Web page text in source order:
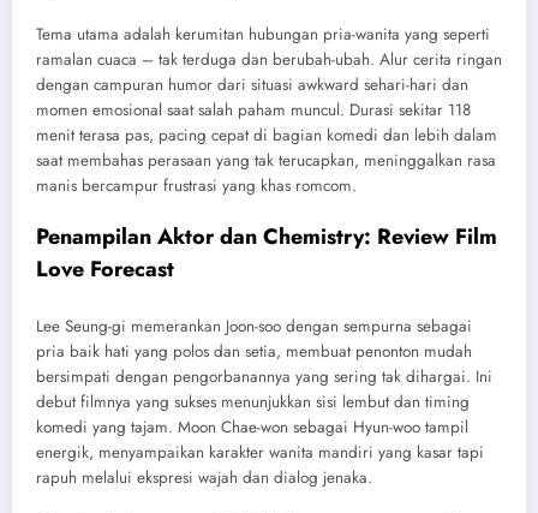
Tema utama adalah kerumitan hubungan pria-wanita yang seperti
ramalan cuaca – tak terduga dan berubah-ubah. Alur cerita ringan
dengan campuran humor dari situasi awkward sehari-hari dan
momen emosional saat salah paham muncul. Durasi sekitar 118
menit terasa pas, pacing cepat di bagian komedi dan lebih dalam
saat membahas perasaan yang tak terucapkan, meninggalkan rasa
manis bercampur frustrasi yang khas romcom.
Penampilan Aktor dan Chemistry: Review Film
Love Forecast
Lee Seung-gi memerankan Joon-soo dengan sempurna sebagai
pria baik hati yang polos dan setia, membuat penonton mudah
bersimpati dengan pengorbanannya yang sering tak dihargai. Ini
debut filmnya yang sukses menunjukkan sisi lembut dan timing
komedi yang tajam. Moon Chae-won sebagai Hyun-woo tampil
energik, menyampaikan karakter wanita mandiri yang kasar tapi
rapuh melalui ekspresi wajah dan dialog jenaka.